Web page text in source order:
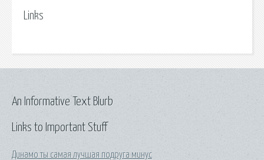
Links
Links to Important Stuff
Динамо ты самая лучшая подруга минус
An Informative Text Blurb